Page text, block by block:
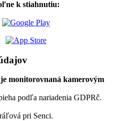
k stiahnutiu:
monitorovnaná kamerovým
podľa nariadenia GDPRč.
pri Senci.